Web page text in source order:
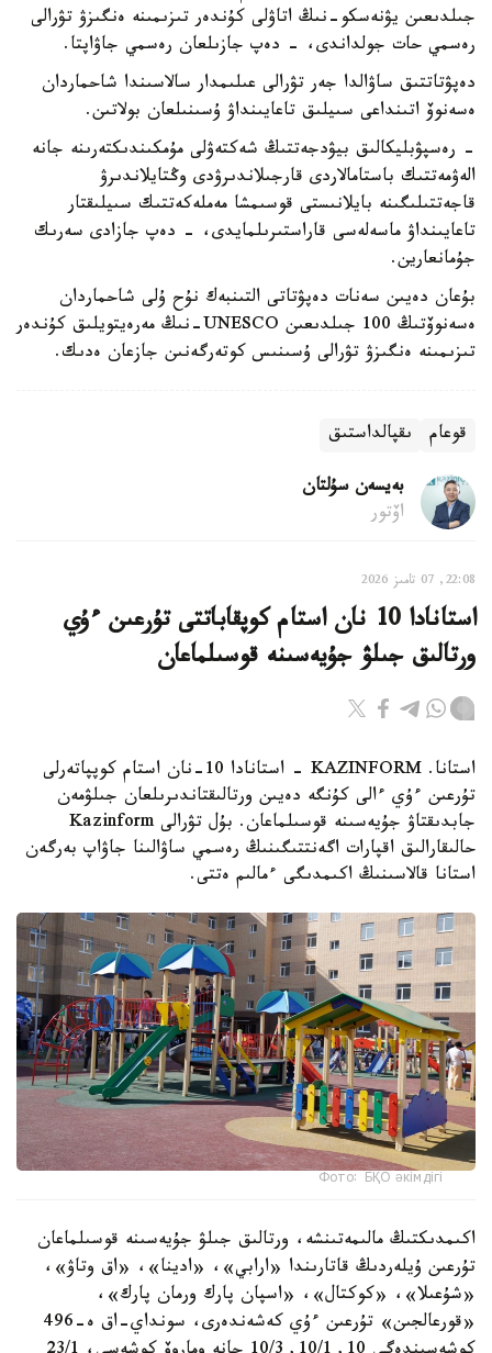
جىلدىعىن يۋنەسكو-نىڭ اتاۋلى كۇندەر تىزىمىنە ەنگىزۋ تۋرالى
رەسمي حات جولداندى، - دەپ جازىلعان رەسمي جاۋاپتا.
دەپۋتاتتىق ساۋالدا جەر تۋرالى عىلىمدار سالاسىندا شاحماردان
ەسەنوۆ اتىنداعى سىيلىق تاعايىنداۋ ۇسىنىلعان بولاتىن.
- رەسپۋبليكالىق بيۋدجەتتىڭ شەكتەۋلى مۇمكىندىكتەرىنە جانە
الەۋمەتتىك باستامالاردى قارجىلاندىرۋدى وڭتايلاندىرۋ
قاجەتتىلىگىنە بايلانىستى قوسىمشا مەملەكەتتىك سىيلىقتار
تاعايىنداۋ ماسەلەسى قاراستىرىلمايدى، - دەپ جازادى سەرىك
جۇمانعارين.
بۇعان دەيىن سەنات دەپۋتاتى التىنبەك نۇح ۇلى شاحماردان
ەسەنوۆتىڭ 100 جىلدىعىن UNESCO-نىڭ مەرەيتويلىق كۇندەر
تىزىمىنە ەنگىزۋ تۋرالى ۇسىنىس كوتەرگەنىن جازعان ەدىك.
قوعام ىقپالداستىق
بەيسەن سۇلتان
اۆتور
22:08, 07 تامىز 2026
استانادا 10 نان استام كوپقاباتتى تۇرعىن ءۇي
ورتالىق جىلۋ جۇيەسىنە قوسىلماعان
استانا. KAZINFORM - استانادا 10-نان استام كوپپاتەرلى
تۇرعىن ءۇي ءالى كۇنگە دەيىن ورتالىقتاندىرىلعان جىلۋمەن
جابدىقتاۋ جۇيەسىنە قوسىلماعان. بۇل تۋرالى Kazinform
حالىقارالىق اقپارات اگەنتتىگىنىڭ رەسمي ساۋالىنا جاۋاپ بەرگەن
استانا قالاسىنىڭ اكىمدىگى ءمالىم ەتتى.
Фото: БҚО әкімдігі
اكىمدىكتىڭ مالىمەتىنشە، ورتالىق جىلۋ جۇيەسىنە قوسىلماعان
تۇرعىن ۇيلەردىڭ قاتارىندا «ارابي»، «ادينا»، «اق وتاۋ»،
«شۇعىلا»، «كوكتال»، «اسپان پارك ورمان پارك»،
«قورعالجىن» تۇرعىن ءۇي كەشەندەرى، سونداي-اق ە-496